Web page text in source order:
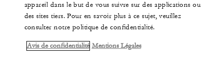
appareil dans le but de vous suivre sur des applications ou
des sites tiers. Pour en savoir plus à ce sujet, veuillez
consulter notre politique de confidentialité.
Avis de confidentialité Mentions Légales